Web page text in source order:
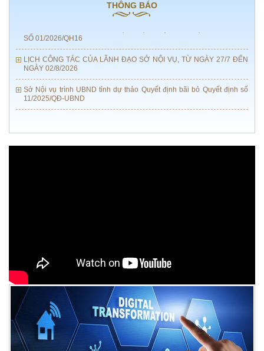
THÔNG BÁO
LỊCH CÔNG TÁC CỦA LÃNH ĐẠO SỞ NỘI VỤ, TỪ NGÀY 27/7 ĐẾN
NGÀY 02/8/2026
Sở Nội vụ trình UBND tỉnh dự thảo Quyết định bãi bỏ Quyết định số
11/2025/QĐ-UBND